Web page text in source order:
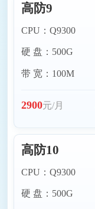
高防9
CPU：Q9300
硬 盘：500G
带 宽：100M
2900元/月
高防10
CPU：Q9300
硬 盘：500G